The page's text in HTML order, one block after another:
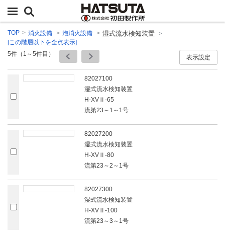
TOP 消火設備 泡消火設備 湿式流水検知装置
[この階層以下を全点表示]
5件（1～5件目） 表示設定
82027100
湿式流水検知装置
H-XVⅡ‐65
流第23～1～1号
82027200
湿式流水検知装置
H-XVⅡ‐80
流第23～2～1号
82027300
湿式流水検知装置
H-XVⅡ‐100
流第23～3～1号